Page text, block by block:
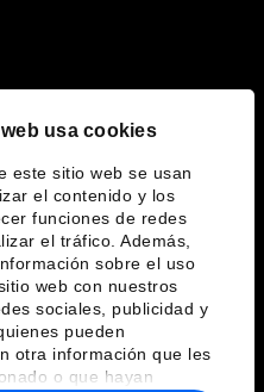
usa cookies
este sitio web se usan
el contenido y los
funciones de redes
el tráfico. Además,
sobre el uso
web con nuestros
sociales, publicidad y
pueden
otra información que les
o que hayan